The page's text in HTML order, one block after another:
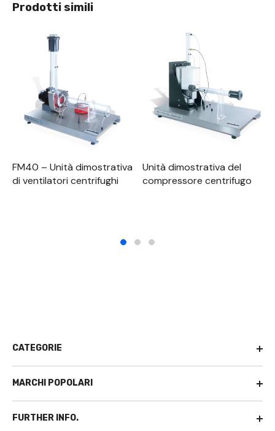
Prodotti simili
FM40 – Unità dimostrativa
di ventilatori centrifughi
Unità dimostrativa del
compressore centrifugo
CATEGORIE
MARCHI POPOLARI
FURTHER INFO.